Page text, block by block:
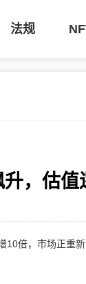
法规
，估值
10倍，市场正